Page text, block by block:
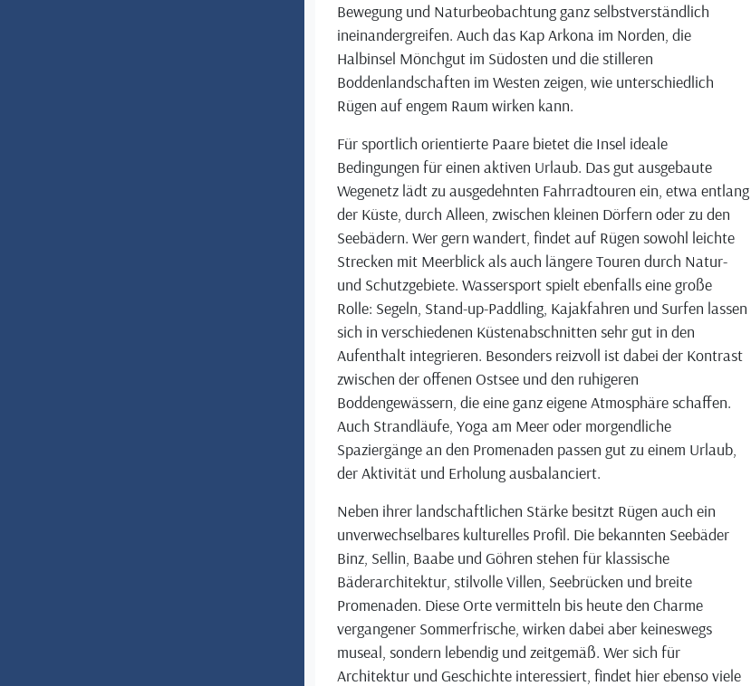
Bewegung und Naturbeobachtung ganz selbstverständlich
ineinandergreifen. Auch das Kap Arkona im Norden, die
Halbinsel Mönchgut im Südosten und die stilleren
Boddenlandschaften im Westen zeigen, wie unterschiedlich
Rügen auf engem Raum wirken kann.
Für sportlich orientierte Paare bietet die Insel ideale
Bedingungen für einen aktiven Urlaub. Das gut ausgebaute
Wegenetz lädt zu ausgedehnten Fahrradtouren ein, etwa entlang
der Küste, durch Alleen, zwischen kleinen Dörfern oder zu den
Seebädern. Wer gern wandert, findet auf Rügen sowohl leichte
Strecken mit Meerblick als auch längere Touren durch Natur-
und Schutzgebiete. Wassersport spielt ebenfalls eine große
Rolle: Segeln, Stand-up-Paddling, Kajakfahren und Surfen lassen
sich in verschiedenen Küstenabschnitten sehr gut in den
Aufenthalt integrieren. Besonders reizvoll ist dabei der Kontrast
zwischen der offenen Ostsee und den ruhigeren
Boddengewässern, die eine ganz eigene Atmosphäre schaffen.
Auch Strandläufe, Yoga am Meer oder morgendliche
Spaziergänge an den Promenaden passen gut zu einem Urlaub,
der Aktivität und Erholung ausbalanciert.
Neben ihrer landschaftlichen Stärke besitzt Rügen auch ein
unverwechselbares kulturelles Profil. Die bekannten Seebäder
Binz, Sellin, Baabe und Göhren stehen für klassische
Bäderarchitektur, stilvolle Villen, Seebrücken und breite
Promenaden. Diese Orte vermitteln bis heute den Charme
vergangener Sommerfrische, wirken dabei aber keineswegs
museal, sondern lebendig und zeitgemäß. Wer sich für
Architektur und Geschichte interessiert, findet hier ebenso viele